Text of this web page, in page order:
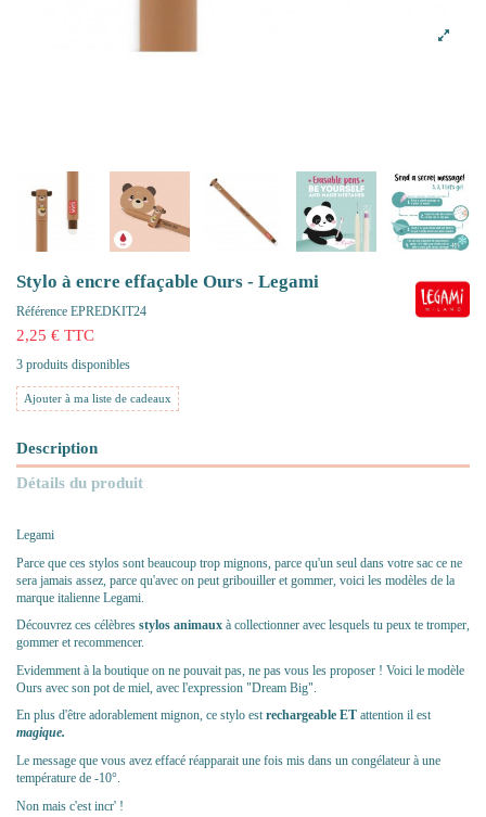
Stylo à encre effaçable Ours - Legami
Référence EPREDKIT24
2,25 € TTC
3 produits disponibles
Ajouter à ma liste de cadeaux
Description
Détails du produit
Legami
Parce que ces stylos sont beaucoup trop mignons, parce qu'un seul dans votre sac ce ne
sera jamais assez, parce qu'avec on peut gribouiller et gommer, voici les modèles de la
marque italienne Legami.
Découvrez ces célèbres stylos animaux à collectionner avec lesquels tu peux te tromper,
gommer et recommencer.
Evidemment à la boutique on ne pouvait pas, ne pas vous les proposer ! Voici le modèle
Ours avec son pot de miel, avec l'expression "Dream Big".
En plus d'être adorablement mignon, ce stylo estrechargeable ET attention il est
magique.
Le message que vous avez effacé réapparait une fois mis dans un congélateur à une
température de -10°.
Non mais c'est incr' !